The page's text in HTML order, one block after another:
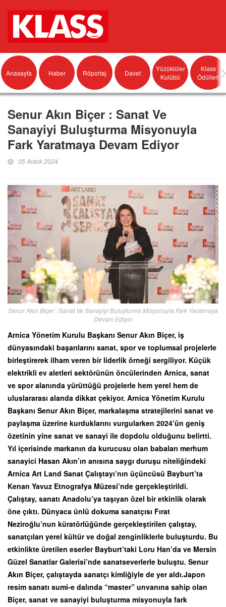
Anasayfa Haber Röportaj Davet
Yüzüklüler
Kulübü
Klass
Ödülleri
Senur Akın Biçer : Sanat Ve
Sanayiyi Buluşturma Misyonuyla
Fark Yaratmaya Devam Ediyor
05 Aralık 2024
Senur Akın Biçer : Sanat Ve Sanayiyi Buluşturma Misyonuyla Fark Yaratmaya
Devam Ediyor
Arnica Yönetim Kurulu Başkanı Senur Akın Biçer, iş
dünyasındaki başarılarını sanat, spor ve toplumsal projelerle
birleştirerek ilham veren bir liderlik örneği sergiliyor. Küçük
elektrikli ev aletleri sektörünün öncülerinden Arnica, sanat
ve spor alanında yürüttüğü projelerle hem yerel hem de
uluslararası alanda dikkat çekiyor. Arnica Yönetim Kurulu
Başkanı Senur Akın Biçer, markalaşma stratejilerini sanat ve
paylaşma üzerine kurduklarını vurgularken 2024’ün geniş
özetinin yine sanat ve sanayi ile dopdolu olduğunu belirtti.
Yıl içerisinde markanın da kurucusu olan babaları merhum
sanayici Hasan Akın’ın anısına saygı duruşu niteliğindeki
Arnica Art Land Sanat Çalıştayı’nın üçüncüsü Bayburt’ta
Kenan Yavuz Etnografya Müzesi’nde gerçekleştirildi.
Çalıştay, sanatı Anadolu’ya taşıyan özel bir etkinlik olarak
öne çıktı. Dünyaca ünlü dokuma sanatçısı Fırat
Neziroğlu’nun küratörlüğünde gerçekleştirilen çalıştay,
sanatçıları yerel kültür ve doğal zenginliklerle buluşturdu. Bu
etkinlikte üretilen eserler Bayburt’taki Loru Han’da ve Mersin
Güzel Sanatlar Galerisi’nde sanatseverlerle buluştu. Senur
Akın Biçer, çalıştayda sanatçı kimliğiyle de yer aldı.Japon
resim sanatı sumi-e dalında “master” unvanına sahip olan
Biçer, sanat ve sanayiyi buluşturma misyonuyla fark